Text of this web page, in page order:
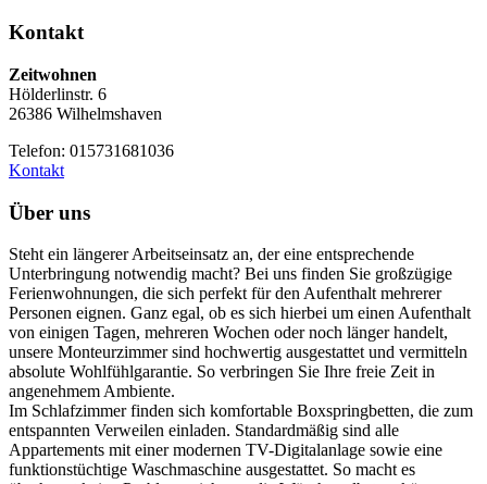
Kontakt
Zeitwohnen
Hölderlinstr. 6
26386 Wilhelmshaven
Telefon: 015731681036
Kontakt
Über uns
Steht ein längerer Arbeitseinsatz an, der eine entsprechende
Unterbringung notwendig macht? Bei uns finden Sie großzügige
Ferienwohnungen, die sich perfekt für den Aufenthalt mehrerer
Personen eignen. Ganz egal, ob es sich hierbei um einen Aufenthalt
von einigen Tagen, mehreren Wochen oder noch länger handelt,
unsere Monteurzimmer sind hochwertig ausgestattet und vermitteln
absolute Wohlfühlgarantie. So verbringen Sie Ihre freie Zeit in
angenehmem Ambiente.
Im Schlafzimmer finden sich komfortable Boxspringbetten, die zum
entspannten Verweilen einladen. Standardmäßig sind alle
Appartements mit einer modernen TV-Digitalanlage sowie eine
funktionstüchtige Waschmaschine ausgestattet. So macht es